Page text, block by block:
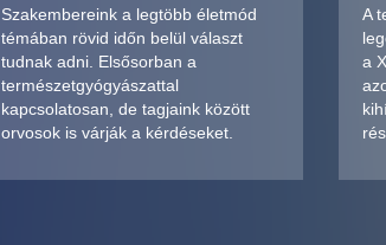
Szakembereink a legtöbb életmód
témában rövid időn belül választ
tudnak adni. Elsősorban a
természetgyógyászattal
kapcsolatosan, de tagjaink között
orvosok is várják a kérdéseket.
A
a